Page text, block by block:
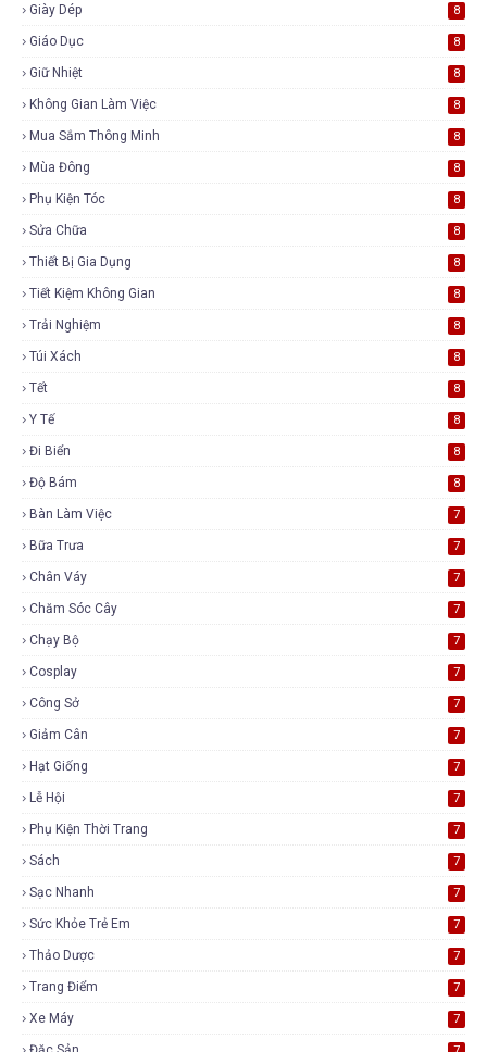
Giày Dép 8
Giáo Dục 8
Giữ Nhiệt 8
Không Gian Làm Việc 8
Mua Sắm Thông Minh 8
Mùa Đông 8
Phụ Kiện Tóc 8
Sửa Chữa 8
Thiết Bị Gia Dụng 8
Tiết Kiệm Không Gian 8
Trải Nghiệm 8
Túi Xách 8
Tết 8
Y Tế 8
Đi Biển 8
Độ Bám 8
Bàn Làm Việc 7
Bữa Trưa 7
Chân Váy 7
Chăm Sóc Cây 7
Chạy Bộ 7
Cosplay 7
Công Sở 7
Giảm Cân 7
Hạt Giống 7
Lễ Hội 7
Phụ Kiện Thời Trang 7
Sách 7
Sạc Nhanh 7
Sức Khỏe Trẻ Em 7
Thảo Dược 7
Trang Điểm 7
Xe Máy 7